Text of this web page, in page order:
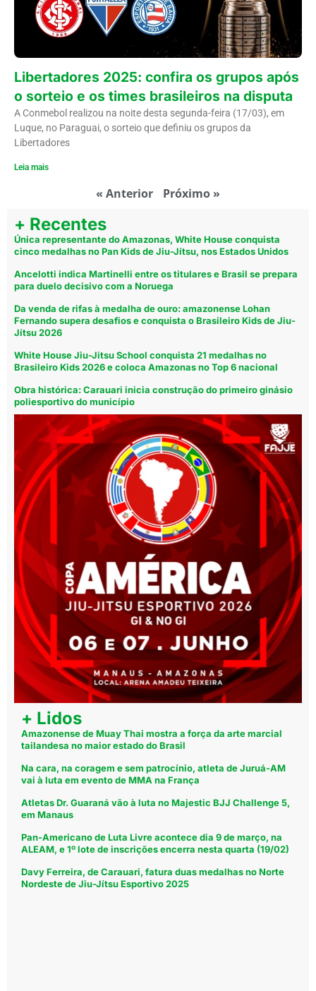
Libertadores 2025: confira os grupos após
o sorteio e os times brasileiros na disputa
A Conmebol realizou na noite desta segunda-feira (17/03), em
Luque, no Paraguai, o sorteio que definiu os grupos da
Libertadores
Leia mais
« Anterior Próximo »
+ Recentes
Única representante do Amazonas, White House conquista
cinco medalhas no Pan Kids de Jiu-Jítsu, nos Estados Unidos
Ancelotti indica Martinelli entre os titulares e Brasil se prepara
para duelo decisivo com a Noruega
Da venda de rifas à medalha de ouro: amazonense Lohan
Fernando supera desafios e conquista o Brasileiro Kids de Jiu-
Jítsu 2026
White House Jiu-Jitsu School conquista 21 medalhas no
Brasileiro Kids 2026 e coloca Amazonas no Top 6 nacional
Obra histórica: Carauari inicia construção do primeiro ginásio
poliesportivo do município
+ Lidos
Amazonense de Muay Thai mostra a força da arte marcial
tailandesa no maior estado do Brasil
Na cara, na coragem e sem patrocínio, atleta de Juruá-AM
vai à luta em evento de MMA na França
Atletas Dr. Guaraná vão à luta no Majestic BJJ Challenge 5,
em Manaus
Pan-Americano de Luta Livre acontece dia 9 de março, na
ALEAM, e 1º lote de inscrições encerra nesta quarta (19/02)
Davy Ferreira, de Carauari, fatura duas medalhas no Norte
Nordeste de Jiu-Jítsu Esportivo 2025